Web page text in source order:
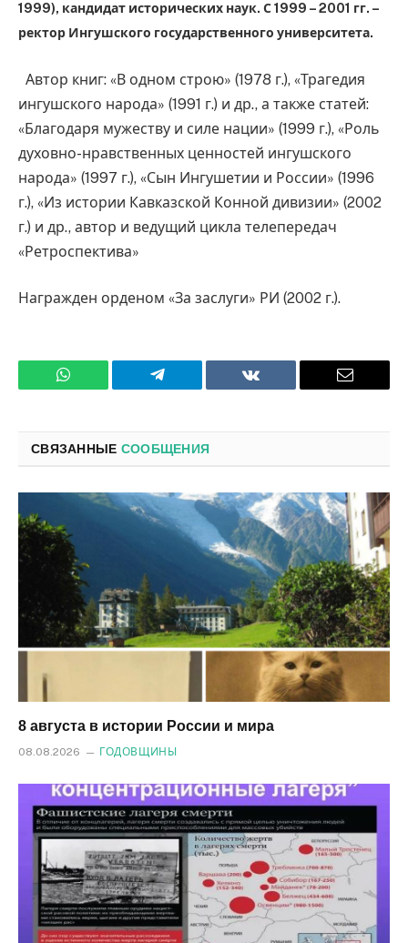
1999), кандидат исторических наук. С 1999 – 2001 гг. –
ректор Ингушского государственного университета.
Автор книг: «В одном строю» (1978 г.), «Трагедия
ингушского народа» (1991 г.) и др., а также статей:
«Благодаря мужеству и силе нации» (1999 г.), «Роль
духовно-нравственных ценностей ингушского
народа» (1997 г.), «Сын Ингушетии и России» (1996
г.), «Из истории Кавказской Конной дивизии» (2002
г.) и др., автор и ведущий цикла телепередач
«Ретроспектива»
Награжден орденом «За заслуги» РИ (2002 г.).
WhatsApp Телеграмм ВКонтакте
СВЯЗАННЫЕ СООБЩЕНИЯ
8 августа в истории России и мира
08.08.2026 ГОДОВЩИНЫ